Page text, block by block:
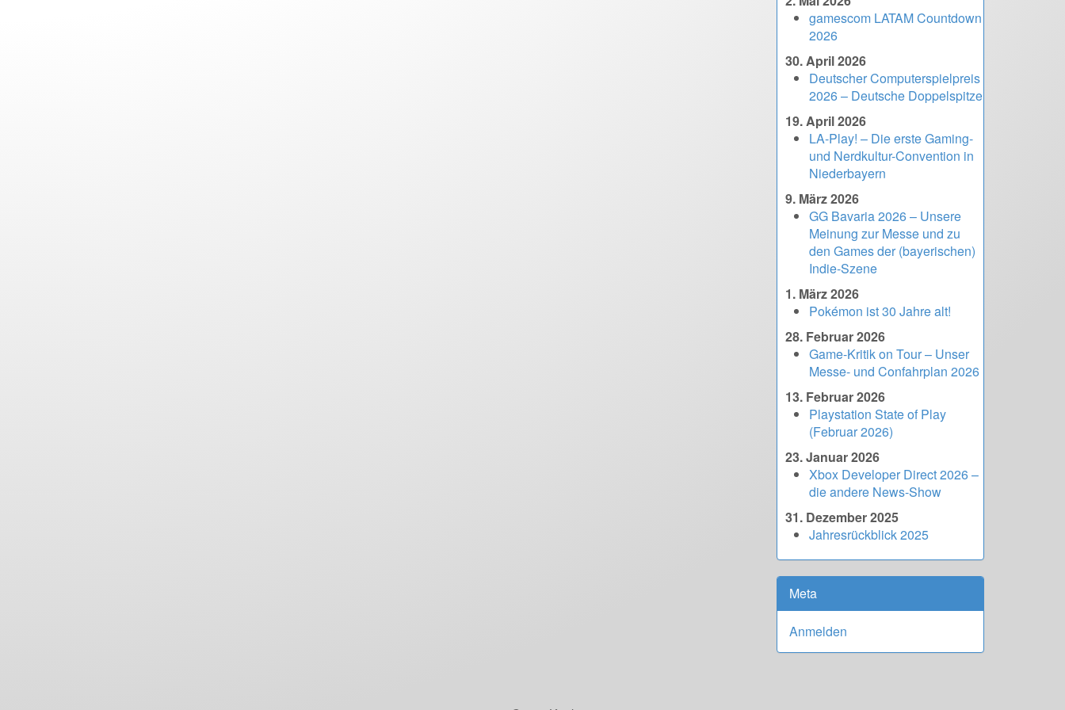
gamescom LATAM Countdown
2026
30. April 2026
Deutscher Computerspielpreis
2026 – Deutsche Doppelspitze
19. April 2026
LA-Play! – Die erste Gaming-
und Nerdkultur-Convention in
Niederbayern
9. März 2026
GG Bavaria 2026 – Unsere
Meinung zur Messe und zu
den Games der (bayerischen)
Indie-Szene
1. März 2026
Pokémon ist 30 Jahre alt!
28. Februar 2026
Game-Kritik on Tour – Unser
Messe- und Confahrplan 2026
13. Februar 2026
Playstation State of Play
(Februar 2026)
23. Januar 2026
Xbox Developer Direct 2026 –
die andere News-Show
31. Dezember 2025
Jahresrückblick 2025
Meta
Anmelden